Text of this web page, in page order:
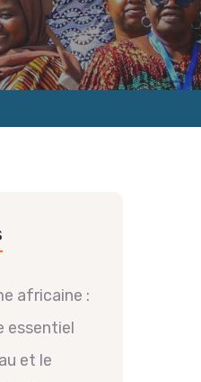
africaine :
essentiel
et le